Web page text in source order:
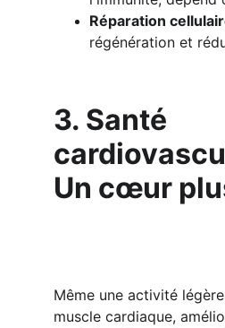
Réparation
régénération et
3. Santé
Un cœur
Même une activité
muscle cardiaque,